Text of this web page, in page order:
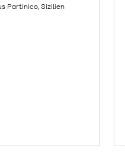
Partinico, Sizilien